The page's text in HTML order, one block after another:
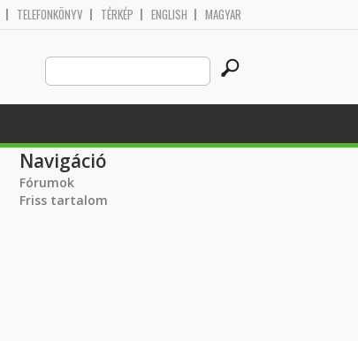
TELEFONKÖNYV TÉRKÉP ENGLISH MAGYAR
Search
this
site
Navigáció
Fórumok
Friss tartalom